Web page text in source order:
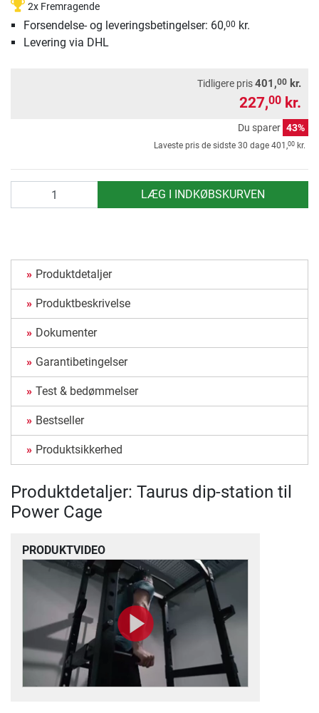
2x Fremragende
Forsendelse- og leveringsbetingelser: 60,00 kr.
Levering via DHL
Tidligere pris401,00 kr.
227,00 kr.
Du sparer 43%
Laveste pris de sidste 30 dage 401,00 kr.
LÆG I INDKØBSKURVEN
Produktdetaljer
Produktbeskrivelse
Dokumenter
Garantibetingelser
Test & bedømmelser
Bestseller
Produktsikkerhed
Produktdetaljer: Taurus dip-station til
Power Cage
PRODUKTVIDEO